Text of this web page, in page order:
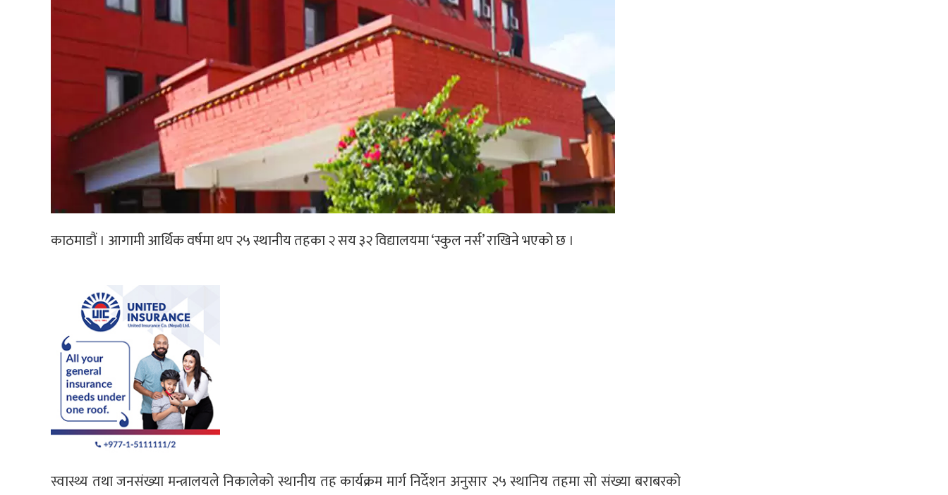
काठमाडौं । आगामी आर्थिक वर्षमा थप २५ स्थानीय तहका २ सय ३२ विद्यालयमा ‘स्कुल नर्स’ राखिने भएको छ ।
स्वास्थ्य तथा जनसंख्या मन्त्रालयले निकालेको स्थानीय तह कार्यक्रम मार्ग निर्देशन अनुसार २५ स्थानिय तहमा सो संख्या बराबरको